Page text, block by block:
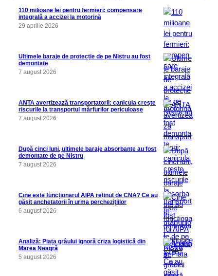
110 milioane lei pentru fermieri: compensare
integrală a accizei la motorină
29 aprilie 2026
Ultimele baraje de protecție de pe Nistru au fost
demontate
7 august 2026
ANTA avertizează transportatorii: canicula crește
riscurile la transportul mărfurilor periculoase
7 august 2026
După cinci luni, ultimele baraje absorbante au fost
demontate de pe Nistru
7 august 2026
Cine este funcționarul AIPA reținut de CNA? Ce au
găsit anchetatorii în urma perchezițiilor
6 august 2026
Analiză: Piața grâului ignoră criza logistică din
Marea Neagră
5 august 2026